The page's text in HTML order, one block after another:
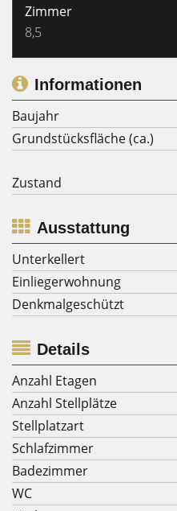
Zimmer
8,5
Informationen
Baujahr
Grundstücksfläche (ca.)
Zustand
Ausstattung
Unterkellert
Einliegerwohnung
Denkmalgeschützt
Details
Anzahl Etagen
Anzahl Stellplätze
Stellplatzart
Schlafzimmer
Badezimmer
WC